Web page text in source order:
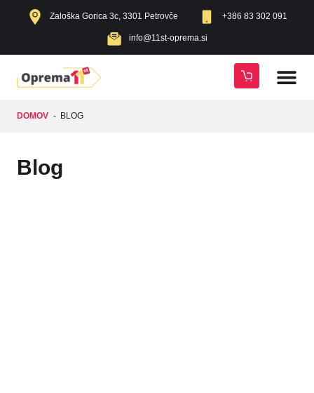
Zaloška Gorica 3c, 3301 Petrovče +386 83 302 091
info@11st-oprema.si
DOMOV - BLOG
Blog